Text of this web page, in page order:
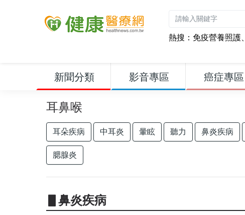
熱搜： 免疫營養照護、
新聞分類 影音專區 癌症專區
耳鼻喉
耳朵疾病 中耳炎 暈眩 聽力 鼻炎疾病
腮腺炎
▋鼻炎疾病